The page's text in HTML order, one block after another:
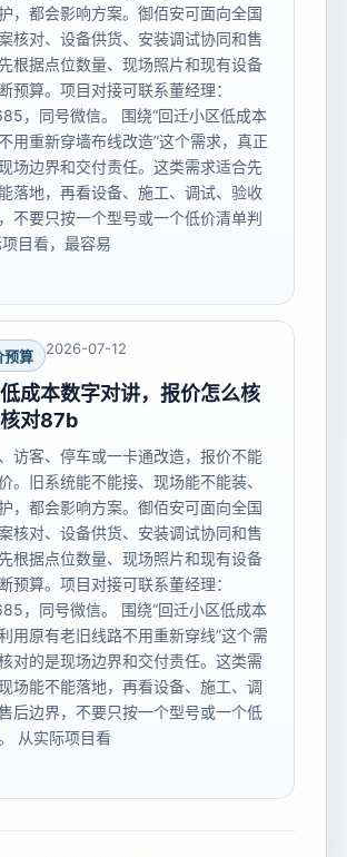
，都会影响方案。御佰安可面向全国
核对、设备供货、安装调试协同和售
根据点位数量、现场照片和现有设备
预算。项目对接可联系董经理：
，同号微信。 围绕“回迁小区低成本
用重新穿墙布线改造”这个需求，真正
场边界和交付责任。这类需求适合先
落地，再看设备、施工、调试、验收
不要只按一个型号或一个低价清单判
目看，最容易
预算 2026-07-12
成本数字对讲，报价怎么核
对87b
访客、停车或一卡通改造，报价不能
。旧系统能不能接、现场能不能装、
，都会影响方案。御佰安可面向全国
核对、设备供货、安装调试协同和售
根据点位数量、现场照片和现有设备
预算。项目对接可联系董经理：
，同号微信。 围绕“回迁小区低成本
用原有老旧线路不用重新穿线”这个需
对的是现场边界和交付责任。这类需
场能不能落地，再看设备、施工、调
后边界，不要只按一个型号或一个低
从实际项目看